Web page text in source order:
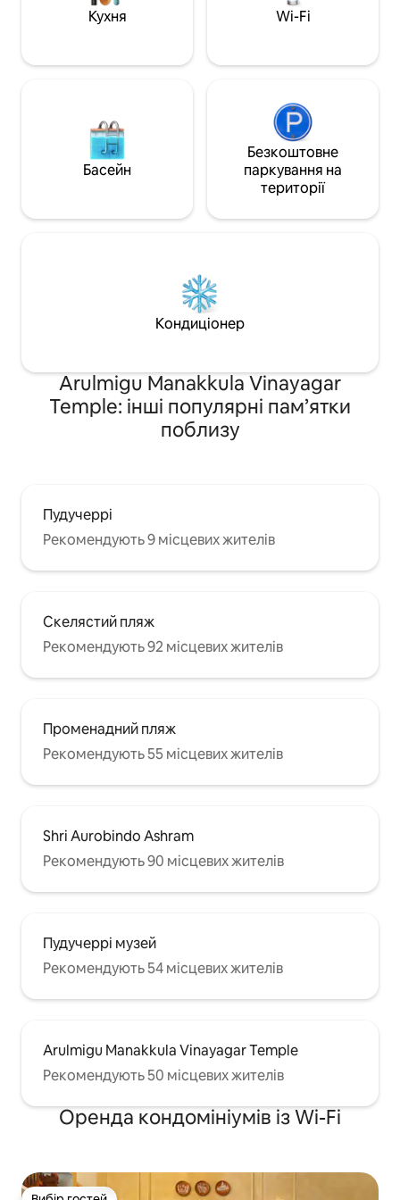
не шуміти. На
двоколісних
Кухня Wi-Fi
Басейн
Безкоштовне
паркування на
території
Кондиціонер
Arulmigu Manakkula Vinayagar
Temple: інші популярні пам’ятки
поблизу
Пудучеррі
Рекомендують 9 місцевих жителів
Скелястий пляж
Рекомендують 92 місцевих жителів
Променадний пляж
Рекомендують 55 місцевих жителів
Shri Aurobindo Ashram
Рекомендують 90 місцевих жителів
Пудучеррі музей
Рекомендують 54 місцевих жителів
Arulmigu Manakkula Vinayagar Temple
Рекомендують 50 місцевих жителів
Оренда кондомініумів із Wi-Fi